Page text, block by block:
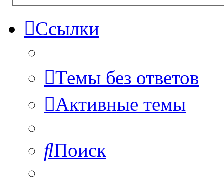
Ссылки
Темы без ответов
Активные темы
Поиск